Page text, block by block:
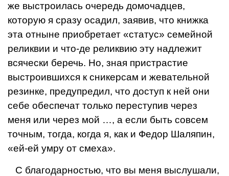
же выстро­илась очередь до­мочадцев,
которую я сразу осадил, заявив, что книжка
эта отныне при­обретает «статус» семейной
реликвии и что-де реликвию эту надлежит
вся­чески беречь. Но, зная пристрастие
выстроившихся к сникерсам и жева­тельной
резинке, предупредил, что доступ к ней они
себе обеспечат только переступив через
меня или через мой …, а если быть совсем
точным, тогда, когда я, как и Федор Шаляпин,
«ей-ей умру от смеха».
С благодарностью, что вы меня выслушали,